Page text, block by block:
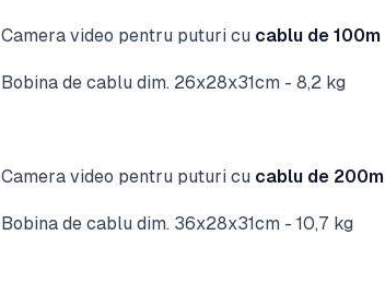
Camera video pentru puturi cu cablu de 100m
Bobina de cablu dim. 26x28x31cm - 8,2 kg
Camera video pentru puturi cu cablu de 200m
Bobina de cablu dim. 36x28x31cm - 10,7 kg